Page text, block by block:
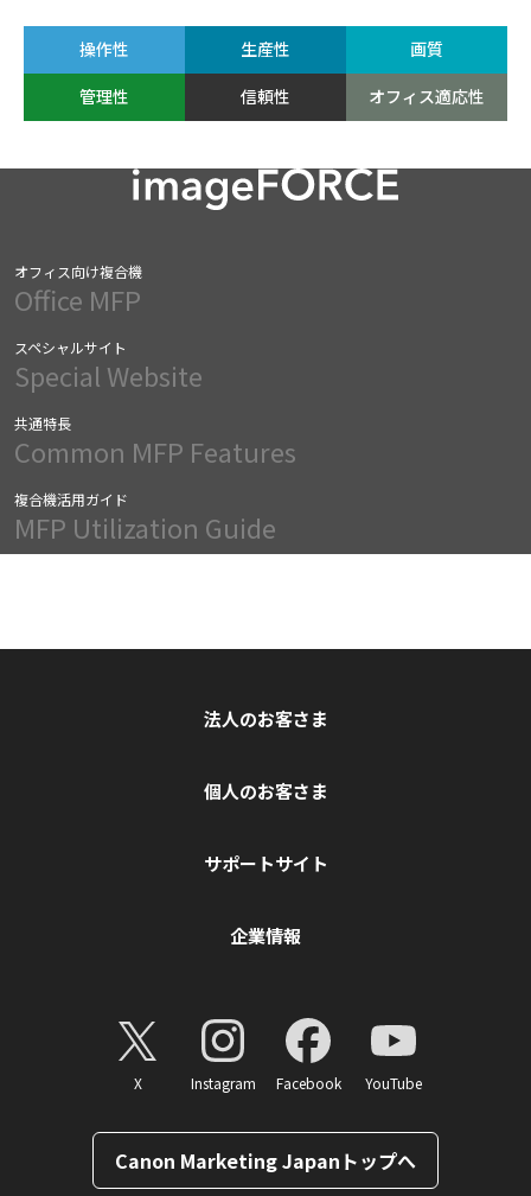
操作性 生産性
画質
管理性
信頼性 オフィス適応性
オフィス向け複合機
Office MFP
スペシャルサイト
Special Website
共通特長
Common MFP Features
複合機活用ガイド
MFP Utilization Guide
法人のお客さま
個人のお客さま
サポートサイト
企業情報
X Instagram Facebook YouTube
Canon Marketing Japanトップへ